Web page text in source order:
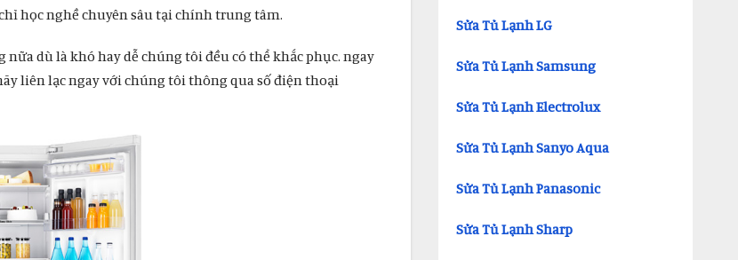
học nghề chuyên sâu tại chính trung tâm.
dù là khó hay dễ chúng tôi đều có thể khắc phục. ngay
liên lạc ngay với chúng tôi thông qua số điện thoại
Sửa Tủ Lạnh LG
Sửa Tủ Lạnh Samsung
Sửa Tủ Lạnh Electrolux
Sửa Tủ Lạnh Sanyo Aqua
Sửa Tủ Lạnh Panasonic
Sửa Tủ Lạnh Sharp